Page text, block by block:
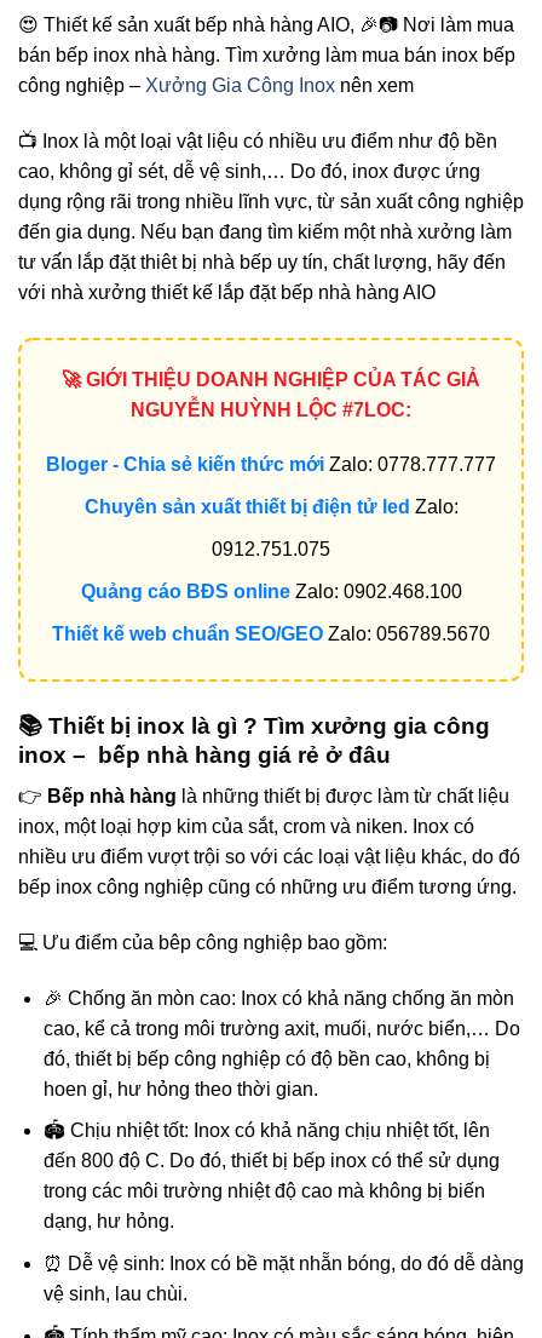
😍 Thiết kế sản xuất bếp nhà hàng AIO, 🎉📷 Nơi làm mua
bán bếp inox nhà hàng. Tìm xưởng làm mua bán inox bếp
công nghiệp – Xưởng Gia Công Inox nên xem
📺 Inox là một loại vật liệu có nhiều ưu điểm như độ bền
cao, không gỉ sét, dễ vệ sinh,… Do đó, inox được ứng
dụng rộng rãi trong nhiều lĩnh vực, từ sản xuất công nghiệp
đến gia dụng. Nếu bạn đang tìm kiếm một nhà xưởng làm
tư vấ́n lắp đặt thiêt bị nhà bếp uy tín, chất lượng, hãy đến
với nhà xưởng thiết kế lắp đặt bếp nhà hàng AIO
🚀 GIỚI THIỆU DOANH NGHIỆP CỦA TÁC GIẢ
NGUYỄN HUỲNH LỘC #7LOC:
Bloger - Chia sẻ kiến thức mới Zalo: 0778.777.777
Chuyên sản xuất thiết bị điện tử led Zalo:
0912.751.075
Quảng cáo BĐS onlineZalo: 0902.468.100
Thiết kế web chuẩn SEO/GEO Zalo: 056789.5670
📚 Thiết bị inox là gì ? Tìm xưởng gia công
inox – bếp nhà hàng giá rẻ ở đâu
👉 Bếp nhà hàng là những thiết bị được làm từ chất liệu
inox, một loại hợp kim của sắt, crom và niken. Inox có
nhiều ưu điểm vượt trội so với các loại vật liệu khác, do đó
bếp inox công nghiệp cũng có những ưu điểm tương ứng.
💻 Ưu điểm của bêp công nghiệp bao gồm:
🎉 Chống ăn mòn cao: Inox có khả năng chống ăn mòn
cao, kể cả trong môi trường axit, muối, nước biển,… Do
đó, thiết bị bếp công nghiệp có độ bền cao, không bị
hoen gỉ, hư hỏng theo thời gian.
🏟️ Chịu nhiệt tốt: Inox có khả năng chịu nhiệt tốt, lên
đến 800 độ C. Do đó, thiết bị bếp inox có thể sử dụng
trong các môi trường nhiệt độ cao mà không bị biến
dạng, hư hỏng.
⏰ Dễ vệ sinh: Inox có bề mặt nhẵn bóng, do đó dễ dàng
vệ sinh, lau chùi.